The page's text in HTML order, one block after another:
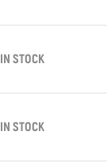
IN STOCK
IN STOCK